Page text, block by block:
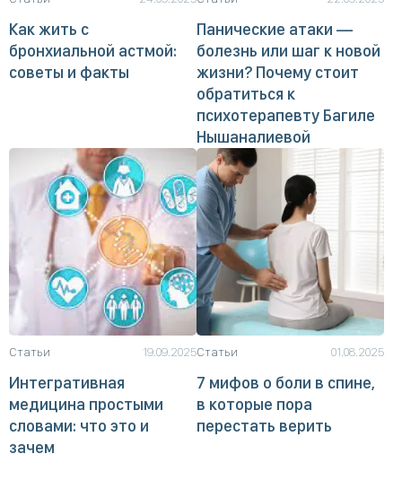
Как жить с
бронхиальной астмой:
советы и факты
Панические атаки —
болезнь или шаг к новой
жизни? Почему стоит
обратиться к
психотерапевту Багиле
Нышаналиевой
Статьи 19.09.2025
Интегративная
медицина простыми
словами: что это и
зачем
Статьи 01.08.2025
7 мифов о боли в спине,
в которые пора
перестать верить